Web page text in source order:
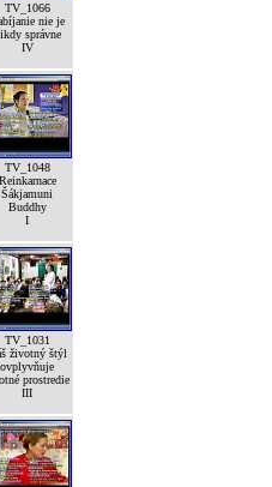
TV_1066
nie je
správne
IV
TV_1048
Reinkarnace
Šákjamuni
Buddhy
I
TV_1031
životný štýl
ovplyvňuje
prostredie
III